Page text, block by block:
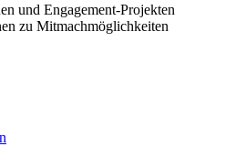
und Engagement-Projekten
zu Mitmachmöglichkeiten